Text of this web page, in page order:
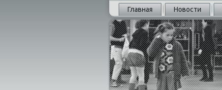
Главная Новости